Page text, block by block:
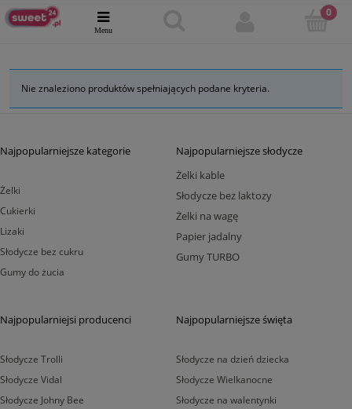
Nie znaleziono produktów spełniających podane kryteria.
Najpopularniejsze kategorie
Żelki
Cukierki
Lizaki
Słodycze bez cukru
Gumy do żucia
Najpopularniejsze słodycze
Żelki kable
Słodycze bez laktozy
Żelki na wagę
Papier jadalny
Gumy TURBO
Najpopularniejsi producenci
Słodycze Trolli
Słodycze Vidal
Słodycze Johny Bee
Najpopularniejsze święta
Słodycze na dzień dziecka
Słodycze Wielkanocne
Słodycze na walentynki